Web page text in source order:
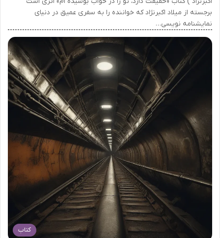
برجسته از میلاد اکبرنژاد که خواننده را به سفری عمیق در دنیای
نمایشنامه نویسی…
کتاب